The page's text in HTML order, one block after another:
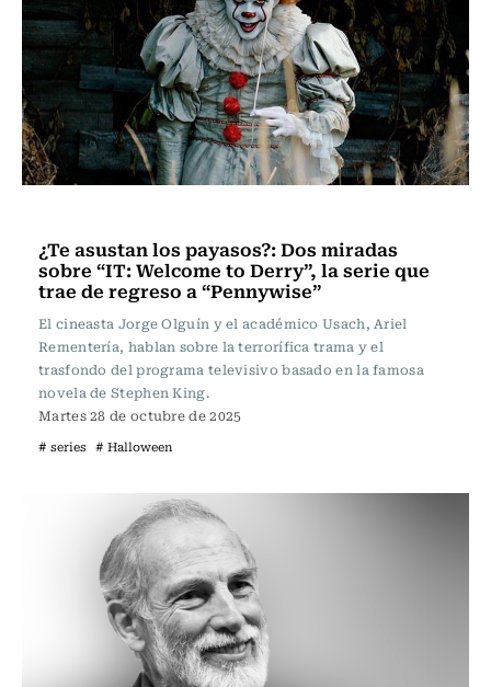
¿Te asustan los payasos?: Dos miradas
sobre “IT: Welcome to Derry”, la serie que
trae de regreso a “Pennywise”
El cineasta Jorge Olguín y el académico Usach, Ariel
Rementería, hablan sobre la terrorífica trama y el
trasfondo del programa televisivo basado en la famosa
novela de Stephen King.
Martes 28 de octubre de 2025
# series # Halloween